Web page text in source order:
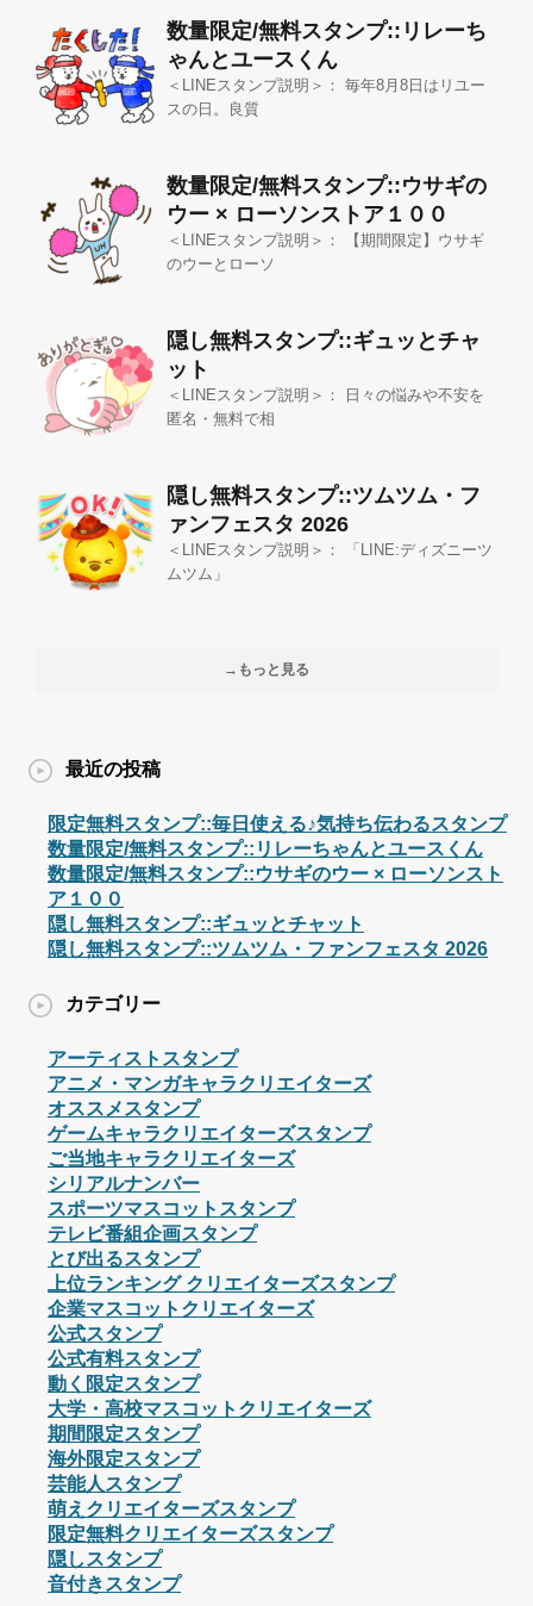
数量限定/無料スタンプ::リレーち
ゃんとユースくん
＜LINEスタンプ説明＞： 毎年8月8日はリユー
スの日。良質
数量限定/無料スタンプ::ウサギの
ウー × ローソンストア１００
＜LINEスタンプ説明＞： 【期間限定】ウサギ
のウーとローソ
隠し無料スタンプ::ギュッとチャ
ット
＜LINEスタンプ説明＞： 日々の悩みや不安を
匿名・無料で相
隠し無料スタンプ::ツムツム・フ
ァンフェスタ 2026
＜LINEスタンプ説明＞： 「LINE:ディズニーツ
ムツム」
→もっと見る
最近の投稿
限定無料スタンプ::毎日使える♪気持ち伝わるスタンプ
数量限定/無料スタンプ::リレーちゃんとユースくん
数量限定/無料スタンプ::ウサギのウー × ローソンスト
ア１００
隠し無料スタンプ::ギュッとチャット
隠し無料スタンプ::ツムツム・ファンフェスタ 2026
カテゴリー
アーティストスタンプ
アニメ・マンガキャラクリエイターズ
オススメスタンプ
ゲームキャラクリエイターズスタンプ
ご当地キャラクリエイターズ
シリアルナンバー
スポーツマスコットスタンプ
テレビ番組企画スタンプ
とび出るスタンプ
上位ランキング クリエイターズスタンプ
企業マスコットクリエイターズ
公式スタンプ
公式有料スタンプ
動く限定スタンプ
大学・高校マスコットクリエイターズ
期間限定スタンプ
海外限定スタンプ
芸能人スタンプ
萌えクリエイターズスタンプ
限定無料クリエイターズスタンプ
隠しスタンプ
音付きスタンプ